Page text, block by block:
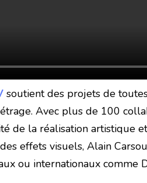
soutient des projets de
Avec plus de 100
de la réalisation artistique
effets visuels, Alain
ou internationaux comme